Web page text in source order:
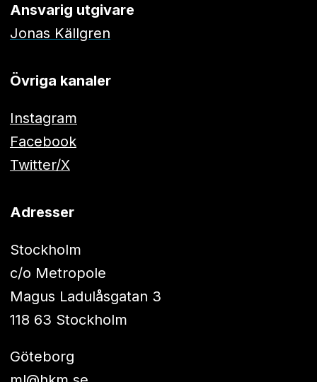
Ansvarig utgivare
Jonas Källgren
Övriga kanaler
Instagram
Facebook
Twitter/X
Adresser
Stockholm
c/o Metropole
Magus Ladulåsgatan 3
118 63 Stockholm
Göteborg